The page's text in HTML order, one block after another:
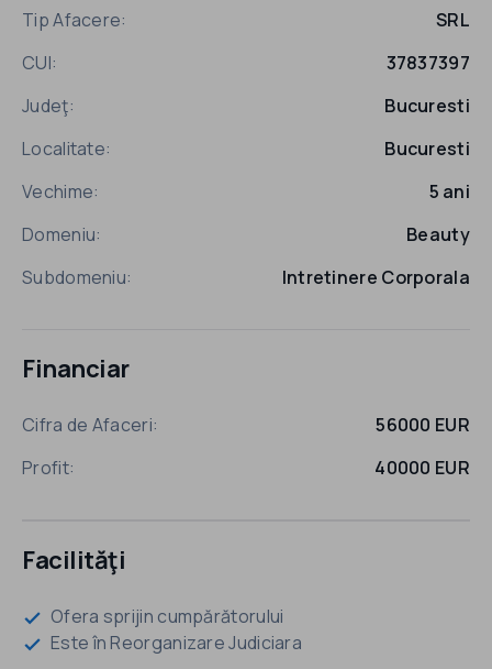
Tip Afacere:
SRL
CUI:
37837397
Judeţ:
Bucuresti
Localitate:
Bucuresti
Vechime:
5 ani
Domeniu:
Beauty
Subdomeniu:
Intretinere Corporala
Financiar
Cifra de Afaceri:
56000 EUR
Profit:
40000 EUR
Facilităţi
check Ofera sprijin cumpărătorului
check Este în Reorganizare Judiciara